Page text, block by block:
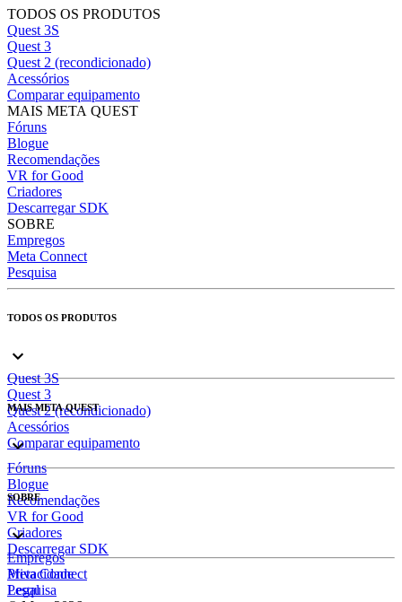
TODOS OS PRODUTOS
Quest 3S
Quest 3
Quest 2 (recondicionado)
Acessórios
Comparar equipamento
MAIS META QUEST
Fóruns
Blogue
Recomendações
VR for Good
Criadores
Descarregar SDK
SOBRE
Empregos
Meta Connect
Pesquisa
TODOS OS PRODUTOS
Quest 3S
Quest 3
Quest 2 (recondicionado)
Acessórios
Comparar equipamento
MAIS META QUEST
Fóruns
Blogue
Recomendações
VR for Good
Criadores
Descarregar SDK
SOBRE
Empregos
Meta Connect
Pesquisa
Privacidade
Legal